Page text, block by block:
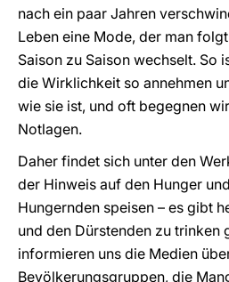
nach ein paar Jahren
Leben eine Mode, der man
Saison zu Saison wechselt. So
die Wirklichkeit so annehmen
wie sie ist, und oft begegnen
Notlagen.
Daher findet sich unter den
der Hinweis auf den Hunger
Hungernden speisen – es gibt
und den Dürstenden zu trinken
informieren uns die Medien
Bevölkerungsgruppen, die